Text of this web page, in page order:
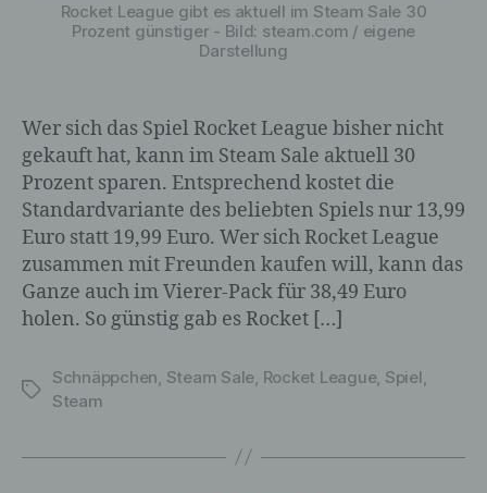
Rocket League gibt es aktuell im Steam Sale 30
Prozent günstiger - Bild: steam.com / eigene
Darstellung
Wer sich das Spiel Rocket League bisher nicht
gekauft hat, kann im Steam Sale aktuell 30
Prozent sparen. Entsprechend kostet die
Standardvariante des beliebten Spiels nur 13,99
Euro statt 19,99 Euro. Wer sich Rocket League
zusammen mit Freunden kaufen will, kann das
Ganze auch im Vierer-Pack für 38,49 Euro
holen. So günstig gab es Rocket […]
Schlagwörter
Schnäppchen Steam Sale Rocket League, Spiel
Steam